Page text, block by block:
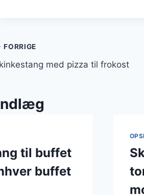
FORRIGE
med pizza til frokost
til buffet
buffet